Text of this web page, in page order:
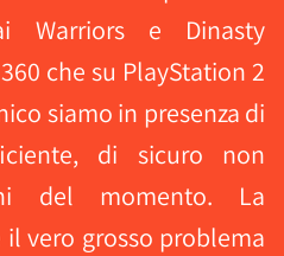
Warriors e Dinasty
che su PlayStation 2
siamo in presenza di
di sicuro non
del momento. La
vero grosso problema